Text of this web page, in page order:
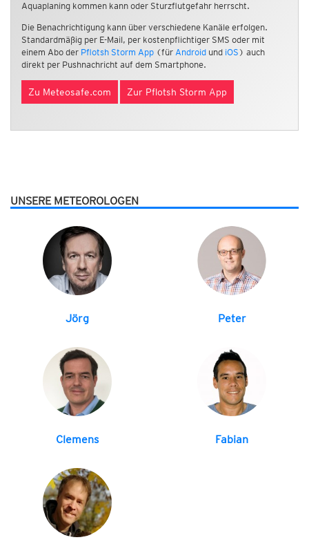
Aquaplaning kommen kann oder Sturzflutgefahr herrscht.
Die Benachrichtigung kann über verschiedene Kanäle erfolgen.
Standardmäßig per E-Mail, per kostenpflichtiger SMS oder mit
einem Abo der Pflotsh Storm App (für Android und iOS ) auch
direkt per Pushnachricht auf dem Smartphone.
Zu Meteosafe.com Zur Pflotsh Storm App
UNSERE METEOROLOGEN
Jörg Peter
Clemens Fabian